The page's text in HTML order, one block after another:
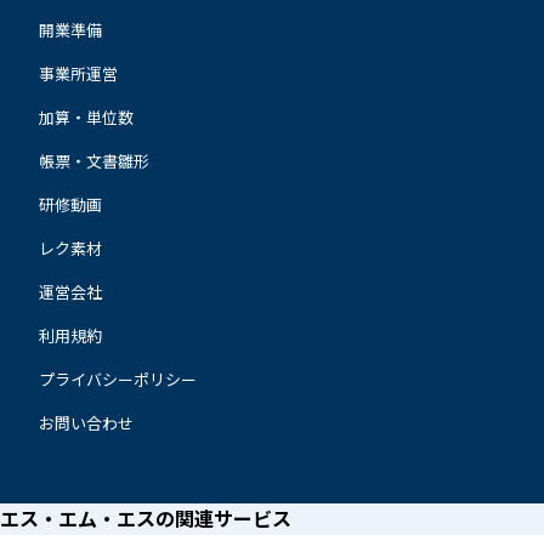
開業準備
事業所運営
加算・単位数
帳票・文書雛形
研修動画
レク素材
運営会社
利用規約
プライバシーポリシー
お問い合わせ
エス・エム・エスの関連サービス